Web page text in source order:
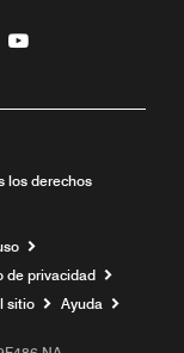
nuevanueva
una ventana nueva
Abre una ventana
los derechos
nueva
de privacidad
sitio Ayuda